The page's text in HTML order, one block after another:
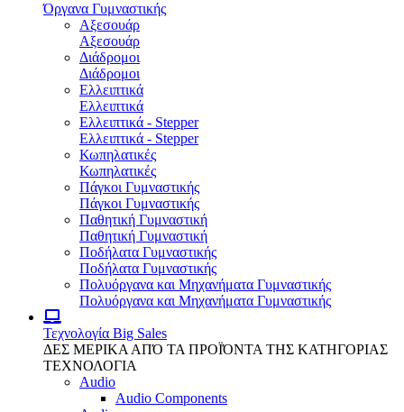
Όργανα Γυμναστικής
Αξεσουάρ
Αξεσουάρ
Διάδρομοι
Διάδρομοι
Ελλειπτικά
Ελλειπτικά
Ελλειπτικά - Stepper
Ελλειπτικά - Stepper
Κωπηλατικές
Κωπηλατικές
Πάγκοι Γυμναστικής
Πάγκοι Γυμναστικής
Παθητική Γυμναστική
Παθητική Γυμναστική
Ποδήλατα Γυμναστικής
Ποδήλατα Γυμναστικής
Πολυόργανα και Μηχανήματα Γυμναστικής
Πολυόργανα και Μηχανήματα Γυμναστικής
Τεχνολογία Big Sales
ΔΕΣ ΜΕΡΙΚΑ ΑΠΌ ΤΑ ΠΡΟΪΌΝΤΑ ΤΗΣ ΚΑΤΗΓΟΡΙΑΣ
ΤΕΧΝΟΛΟΓΙΑ
Audio
Audio Components